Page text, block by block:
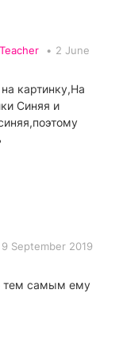
Teacher • 2 June
картинку,На
Синяя и
9 September 2019
тем самым ему